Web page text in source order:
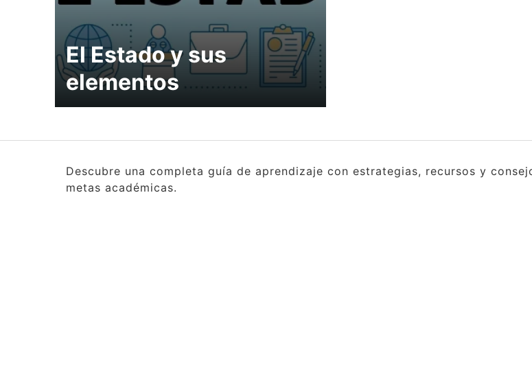
El Estado y sus
elementos
Descubre una completa guía de aprendizaje con estrategias, recursos y
metas académicas.